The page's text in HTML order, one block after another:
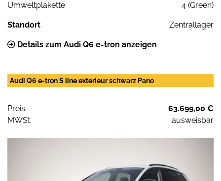
Umweltplakette 4 (Green)
Standort Zentrallager
Details zum Audi Q6 e-tron anzeigen
Audi Q6 e-tron S line exterieur schwarz Pano
Preis:
63.699,00 €
MWSt:
ausweisbar